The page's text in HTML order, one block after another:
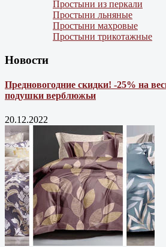
Простыни из перкали
Простыни льняные
Простыни махровые
Простыни трикотажные
Новости
Предновогодние скидки! -25% на
подушки верблюжьи
20.12.2022